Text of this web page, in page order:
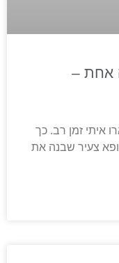
אחת –
איתי זמן רב. כך
צעיר שבנה את